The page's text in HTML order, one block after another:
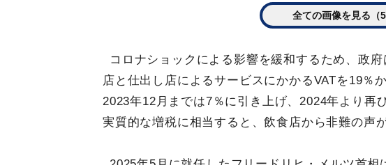
全ての画像を見る（5
コロナショックによる影響を緩和するため、政
店と仕出し店によるサービスにかかるVATを19％
2023年12月までは7％に引き上げ、2024年より再
実質的な増税に相当すると、飲食店から非難の声